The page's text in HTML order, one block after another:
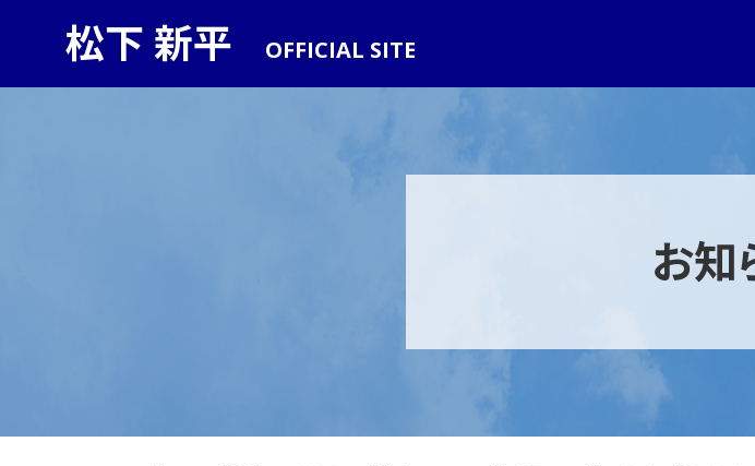
松下 新平 OFFICIAL SITE
お知